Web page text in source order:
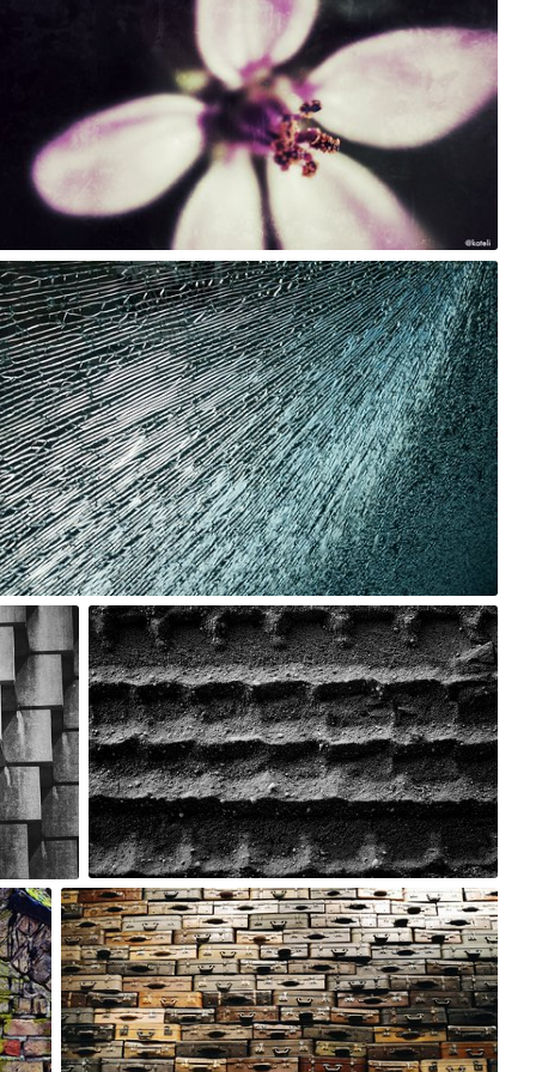
jazzie
#526
0
Michael Gatton
#413
2
Maciu Paczy
#70